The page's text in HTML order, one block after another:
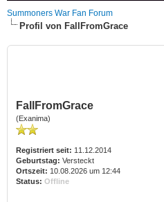
Summoners War Fan Forum
Profil von FallFromGrace
FallFromGrace
(Exanima)
Registriert seit: 11.12.2014
Geburtstag: Versteckt
Ortszeit: 10.08.2026 um 12:44
Status: Offline